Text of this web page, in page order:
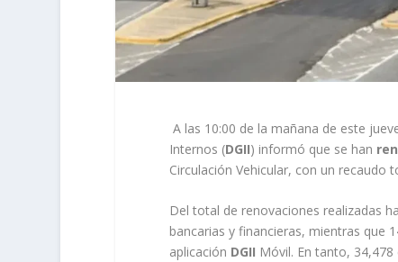
A las 10:00 de la mañana de este
Internos (DGII) informó que se han
Circulación Vehicular, con un recaudo
Del total de renovaciones realizadas
bancarias y financieras, mientras que
aplicación DGII Móvil. En tanto,